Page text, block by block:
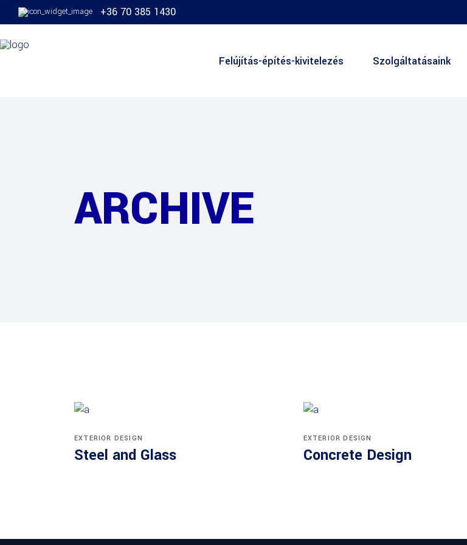
+36 70 385 1430
Felújítás-építés-kivitelezés Szolgáltatásaink
ARCHIVE
EXTERIOR DESIGN
Steel and Glass
EXTERIOR DESIGN
Concrete Design